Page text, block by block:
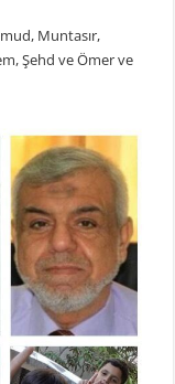
Muntasır,
Şehd ve Ömer ve